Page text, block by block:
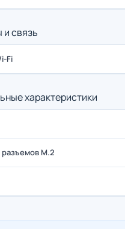
связь
Fi
характеристики
M.2